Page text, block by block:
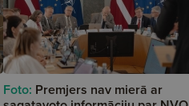
Foto: Premjers nav mierā ar